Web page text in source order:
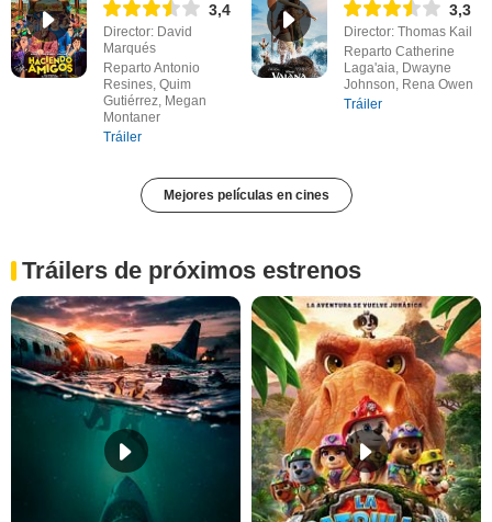
3,4
Director: David
Marqués
Reparto Antonio
Resines, Quim
Gutiérrez, Megan
Montaner
Tráiler
3,3
Director: Thomas Kail
Reparto Catherine
Laga'aia, Dwayne
Johnson, Rena Owen
Tráiler
Mejores películas en cines
Tráilers de próximos estrenos